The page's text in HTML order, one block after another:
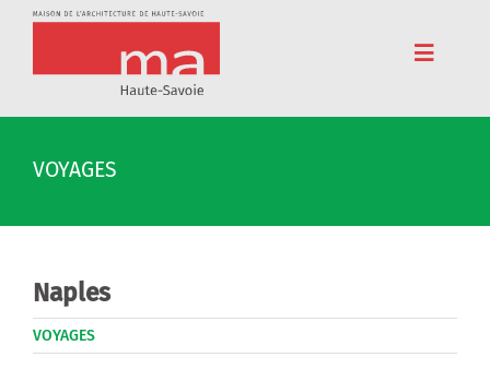
Passer
Toggle
Accueil
Cinéma
Pédagogie
VOYAGES
Naples
VOYAGES